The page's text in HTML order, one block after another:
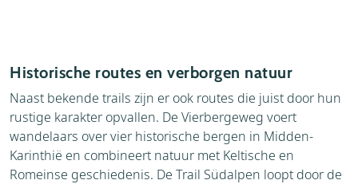
Historische routes en verborgen natuur
Naast bekende trails zijn er ook routes die juist door hun
rustige karakter opvallen. De Vierbergeweg voert
wandelaars over vier historische bergen in Midden-
Karinthië en combineert natuur met Keltische en
Romeinse geschiedenis. De Trail Südalpen loopt door de